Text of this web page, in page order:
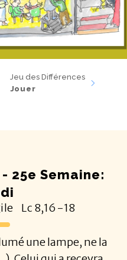
Jeu des Différences
Jouer
25e Semaine:
Lc 8,16-18
une lampe, ne la